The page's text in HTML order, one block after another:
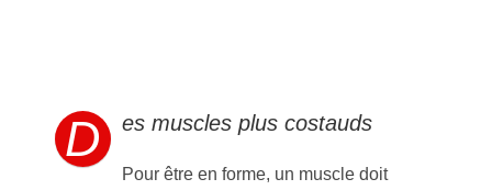
D es muscles plus costauds
Pour être en forme, un muscle doit